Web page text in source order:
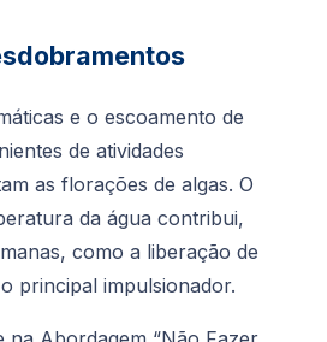
e o escoamento de
de atividades
as florações de algas. O
da água contribui,
como a liberação de
principal impulsionador.